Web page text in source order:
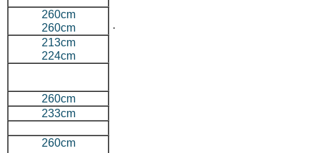
260cm
260cm
213cm
224cm
260cm
233cm
260cm
.